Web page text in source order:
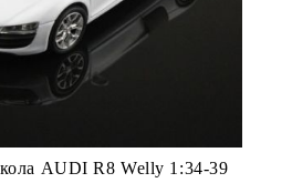
AUDI R8 Welly 1:34-39